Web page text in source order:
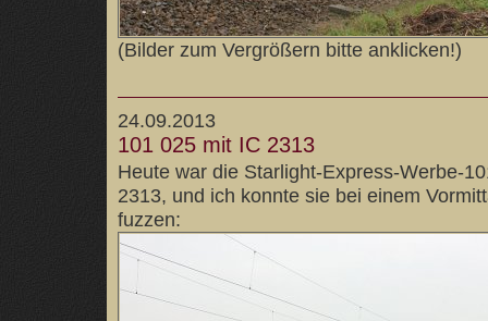
(Bilder zum Vergrößern bitte anklicken!)
24.09.2013
101 025 mit IC 2313
Heute war die Starlight-Express-Werbe-
2313, und ich konnte sie bei einem
fuzzen: